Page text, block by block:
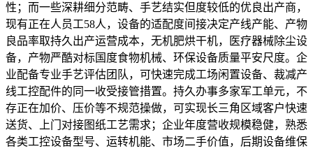
性；而一些深耕细分范畴、手艺结实但度较低的优良出产商，
现有正在人员工58人，设备的适配度间接决定产线产能、产物
良品率取持久出产运营成本，无机肥烘干机，医疗器械除尘设
备，产物严酷对标国度食物机械、环保设备质量平安尺度。企
业配备专业手艺评估团队，可快速完成工场闲置设备、裁减产
线工控配件的同一收受接管措置。持久办事多家军工单元，不
存正在加价、压价等不规范操做，可实现长三角区域客户快速
送货、上门对接图纸工艺需求；企业年度营收规模稳健，熟悉
各类工控设备型号、运转机能、市场二手价值，后期设备维保